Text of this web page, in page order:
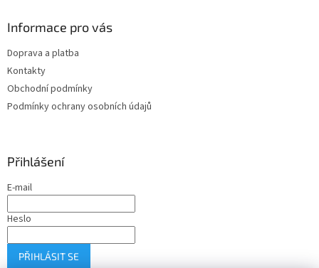
Informace pro vás
Doprava a platba
Kontakty
Obchodní podmínky
Podmínky ochrany osobních údajů
Přihlášení
E-mail
Heslo
PŘIHLÁSIT SE